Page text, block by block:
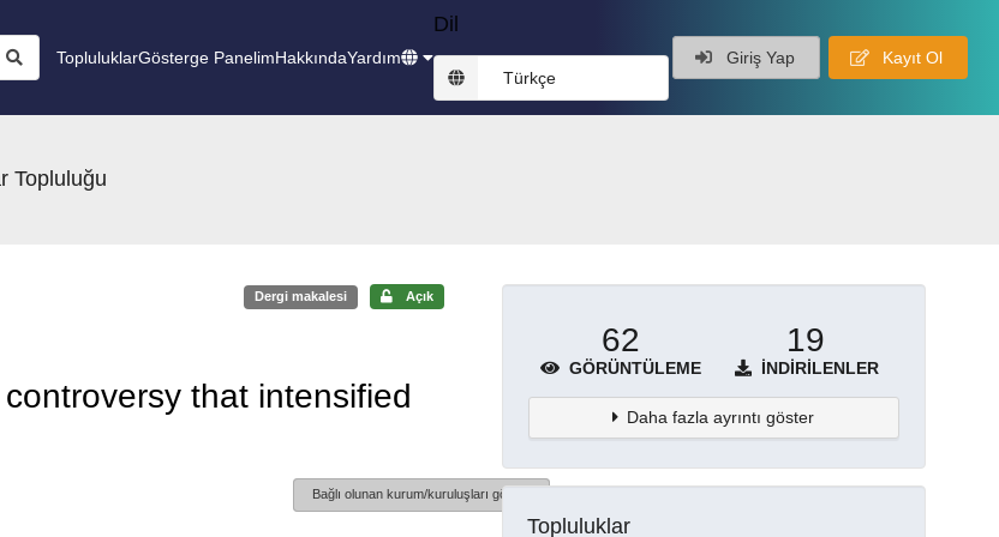
TopluluklarGösterge PanelimHakkındaYardım
Dil
Türkçe
Giriş Yap Kayıt Ol
Topluluğu
Dergi makalesi Açık
that intensified
Bağlı olunan kurum/kuruluşları göster
62
GÖRÜNTÜLEME
19
İNDIRILENLER
Daha fazla ayrıntı göster
Topluluklar